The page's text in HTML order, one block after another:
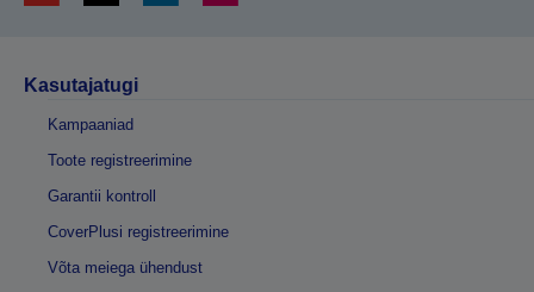
Kasutajatugi
Kampaaniad
Toote registreerimine
Garantii kontroll
CoverPlusi registreerimine
Võta meiega ühendust